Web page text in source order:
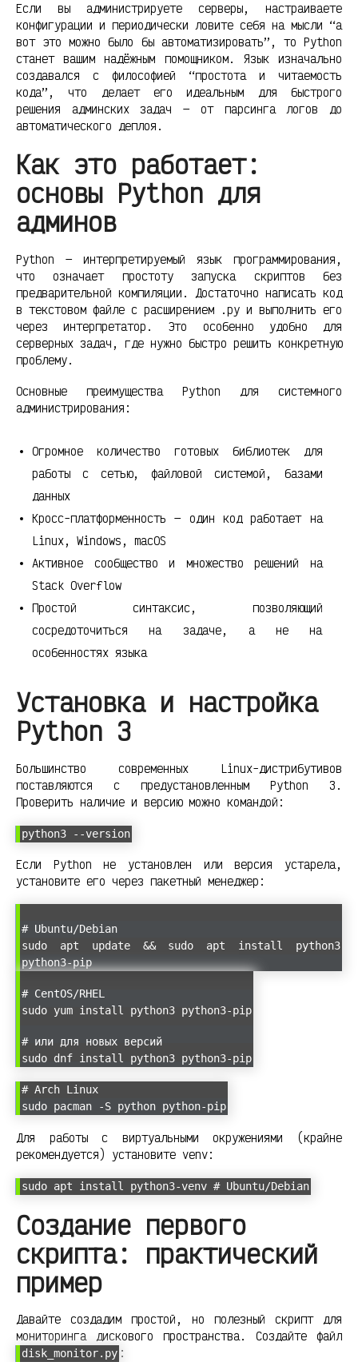
Если вы администрируете серверы, настраиваете
конфигурации и периодически ловите себя на мысли “а
вот это можно было бы автоматизировать”, то Python
станет вашим надёжным помощником. Язык изначально
создавался с философией “простота и читаемость
кода”, что делает его идеальным для быстрого
решения админских задач — от парсинга логов до
автоматического деплоя.
Как это работает:
основы Python для
админов
Python — интерпретируемый язык программирования,
что означает простоту запуска скриптов без
предварительной компиляции. Достаточно написать код
в текстовом файле с расширением .py и выполнить его
через интерпретатор. Это особенно удобно для
серверных задач, где нужно быстро решить конкретную
проблему.
Основные преимущества Python для системного
администрирования:
Огромное количество готовых библиотек для
работы с сетью, файловой системой, базами
данных
Кросс-платформенность — один код работает на
Linux, Windows, macOS
Активное сообщество и множество решений на
Stack Overflow
Простой синтаксис, позволяющий
сосредоточиться на задаче, а не на
особенностях языка
Установка и настройка
Python 3
Большинство современных Linux-дистрибутивов
поставляются с предустановленным Python 3.
Проверить наличие и версию можно командой:
python3 --version
Если Python не установлен или версия устарела,
установите его через пакетный менеджер:
# Ubuntu/Debian
sudo apt update && sudo apt install python3
python3-pip
# CentOS/RHEL
sudo yum install python3 python3-pip
# или для новых версий
sudo dnf install python3 python3-pip
# Arch Linux
sudo pacman -S python python-pip
Для работы с виртуальными окружениями (крайне
рекомендуется) установите venv:
sudo apt install python3-venv # Ubuntu/Debian
Создание первого
скрипта: практический
пример
Давайте создадим простой, но полезный скрипт для
мониторинга дискового пространства. Создайте файл
disk_monitor.py :